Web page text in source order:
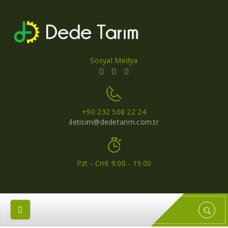
Sosyal Medya
+90 232 508 22 24
iletisim@dedetarim.com.tr
Pzt - Cmt 9.00 - 19.00